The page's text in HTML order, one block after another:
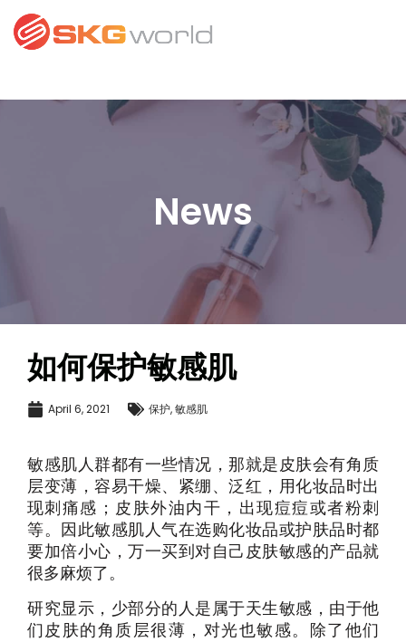
News
如何保护敏感肌
April 6, 2021 保护,敏感肌
敏感肌人群都有一些情况，那就是皮肤会有角质
层变薄，容易干燥、紧绷、泛红，用化妆品时出
现刺痛感；皮肤外油内干，出现痘痘或者粉刺
等。因此敏感肌人气在选购化妆品或护肤品时都
要加倍小心，万一买到对自己皮肤敏感的产品就
很多麻烦了。
研究显示，少部分的人是属于天生敏感，由于他
们皮肤的角质层很薄，对光也敏感。除了他们